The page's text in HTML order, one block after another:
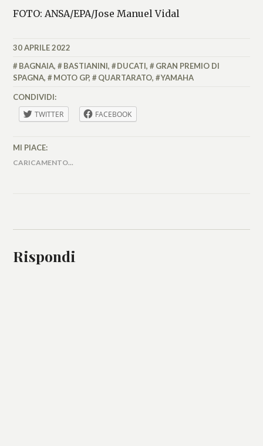
FOTO: ANSA/EPA/Jose Manuel Vidal
MARIANNA
30 APRILE 2022
BAGNAIA, BASTIANINI, DUCATI,
GRAN PREMIO DI
SPAGNA, MOTO GP, QUARTARATO, YAMAHA
CONDIVIDI:
TWITTER FACEBOOK
MI PIACE:
CARICAMENTO...
Rispondi